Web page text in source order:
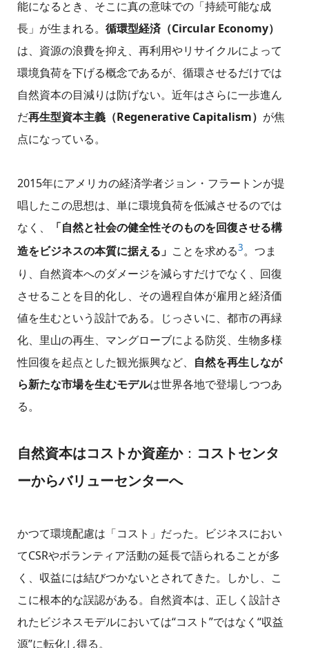
能になるとき、そこに真の意味での「持続可能な成
長」が生まれる。 循環型経済（Circular Economy）
は、資源の浪費を抑え、再利用やリサイクルによって
環境負荷を下げる概念であるが、循環させるだけでは
自然資本の目減りは防げない。近年はさらに一歩進ん
だ再生型資本主義（Regenerative Capitalism） が焦
点になっている。
2015年にアメリカの経済学者ジョン・フラートンが提
唱したこの思想は、単に環境負荷を低減させるのでは
なく、
「自然と社会の健全性そのものを回復させる構
造をビジネスの本質に据える」 ことを求める3。つま
り、自然資本へのダメージを減らすだけでなく、回復
させることを目的化し、その過程自体が雇用と経済価
値を生むという設計である。じっさいに、都市の再緑
化、里山の再生、マングローブによる防災、生物多様
性回復を起点とした観光振興など、 自然を再生しなが
ら新たな市場を生むモデルは世界各地で登場しつつあ
る。
自然資本はコストか資産か： コストセンタ
ーからバリューセンターへ
かつて環境配慮は「コスト」だった。ビジネスにおい
てCSRやボランティア活動の延長で語られることが多
く、収益には結びつかないとされてきた。しかし、こ
こに根本的な誤認がある。自然資本は、正しく設計さ
れたビジネスモデルにおいては“コスト”ではなく“収益
源”に転化し得る。